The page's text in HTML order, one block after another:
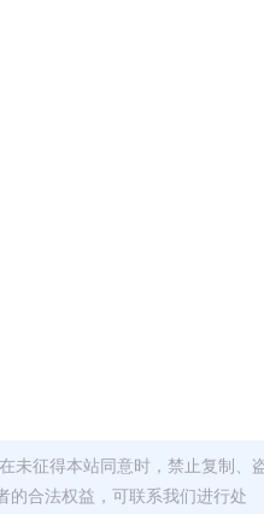
未征得本站同意时，禁止复制、
的合法权益，可联系我们进行处